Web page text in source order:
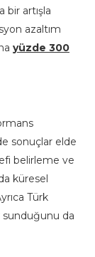
bir artışla
azaltım
yüzde 300
sonuçlar elde
belirleme ve
küresel
Türk
sunduğunu da